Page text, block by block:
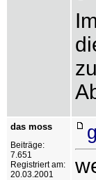
das moss
Beiträge:
7.651
Registriert am:
20.03.2001